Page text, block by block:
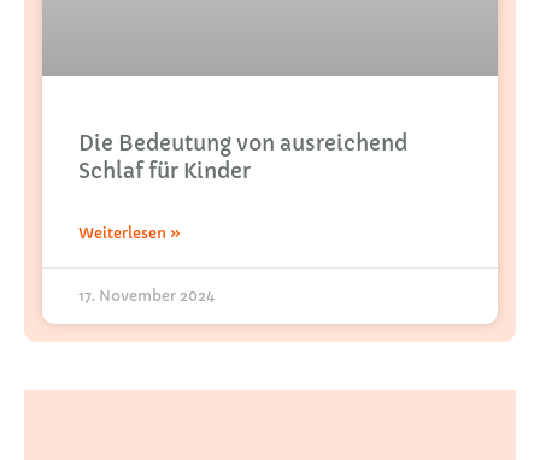
Die Bedeutung von ausreichend
Schlaf für Kinder
Weiterlesen »
17. November 2024